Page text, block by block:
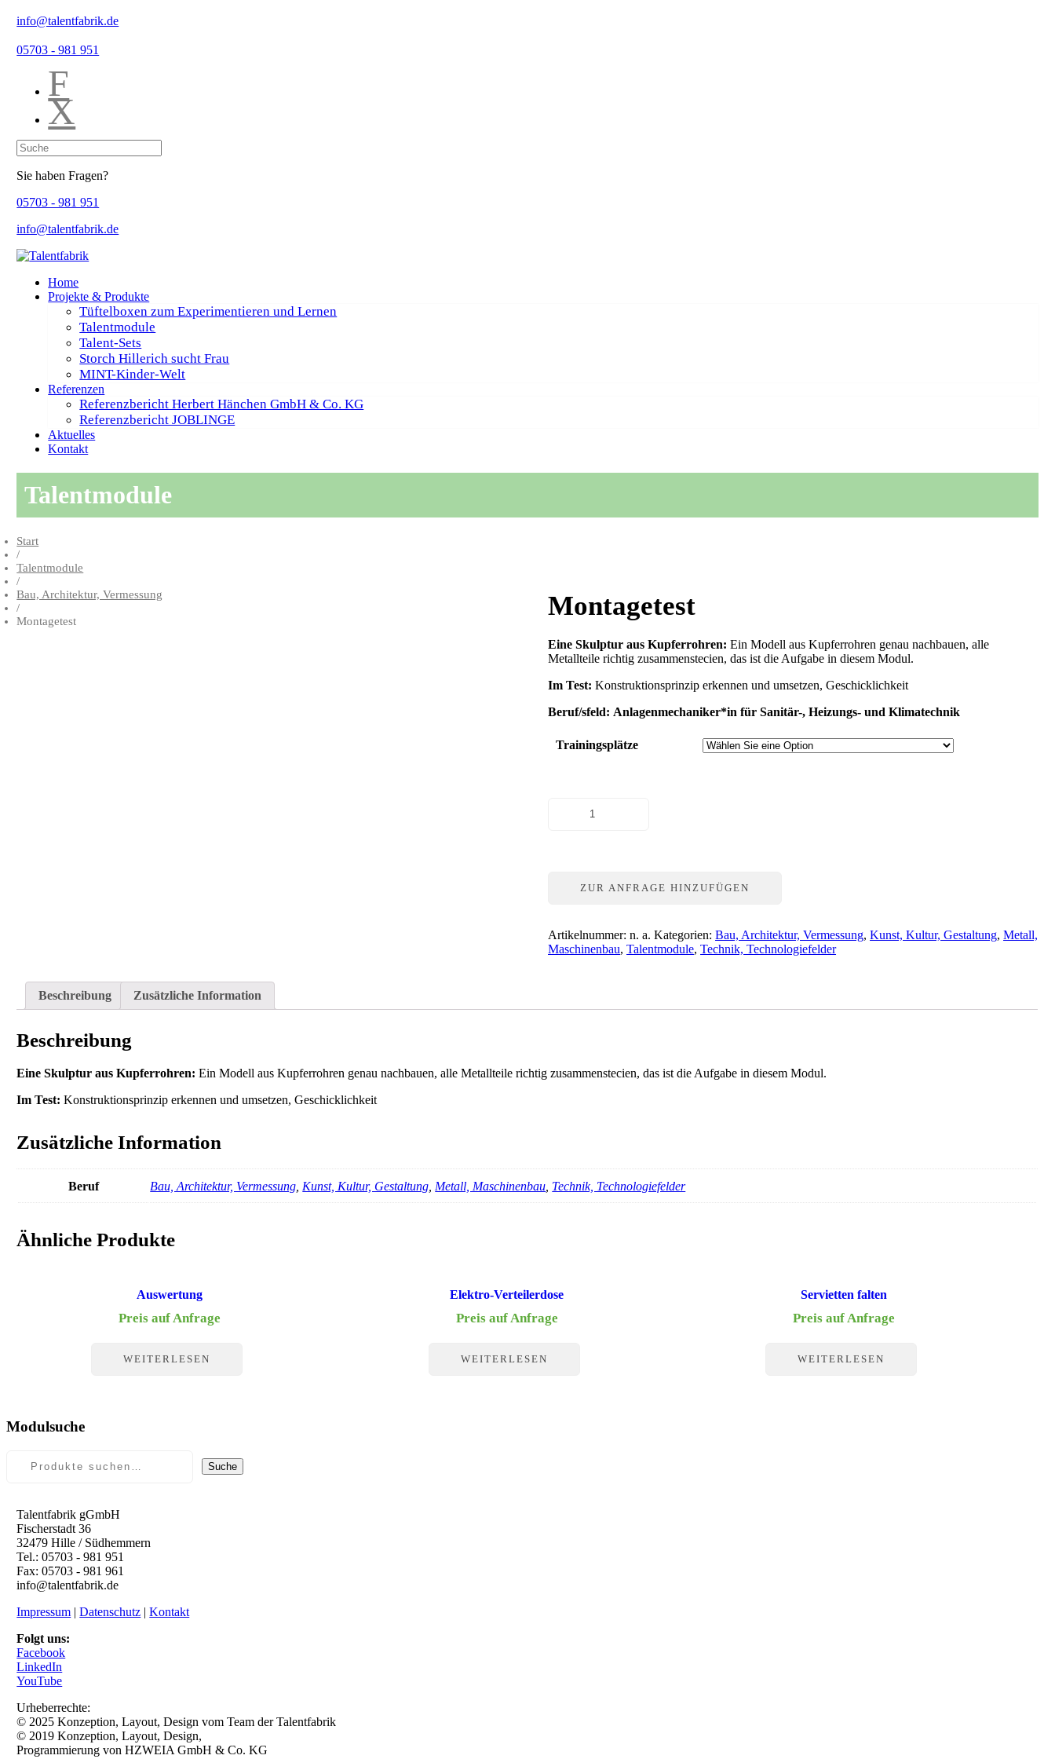
info@talentfabrik.de
05703 - 981 951
F
X
Sie haben Fragen?
05703 - 981 951
info@talentfabrik.de
Home
Projekte & Produkte
Tüftelboxen zum Experimentieren und Lernen
Talentmodule
Talent-Sets
Storch Hillerich sucht Frau
MINT-Kinder-Welt
Referenzen
Referenzbericht Herbert Hänchen GmbH & Co. KG
Referenzbericht JOBLINGE
Aktuelles
Kontakt
Talentmodule
Start
/
Talentmodule
/
Bau, Architektur, Vermessung
/
Montagetest
Montagetest
Eine Skulptur aus Kupferrohren: Ein Modell aus Kupferrohren genau nachbauen, alle
Metallteile richtig zusammenstecien, das ist die Aufgabe in diesem Modul.
Im Test:Konstruktionsprinzip erkennen und umsetzen, Geschicklichkeit
Beruf/sfeld: Anlagenmechaniker*in für Sanitär-, Heizungs- und Klimatechnik
Trainingsplätze
ZUR ANFRAGE HINZUFÜGEN
Artikelnummer:n. a. Kategorien:Bau, Architektur, Vermessung,Kunst, Kultur, Gestaltung,Metall,
Maschinenbau,Talentmodule,Technik, Technologiefelder
Beschreibung Zusätzliche Information
Beschreibung
Eine Skulptur aus Kupferrohren: Ein Modell aus Kupferrohren genau nachbauen, alle Metallteile richtig zusammenstecien, das ist die Aufgabe in diesem Modul.
Im Test:Konstruktionsprinzip erkennen und umsetzen, Geschicklichkeit
Zusätzliche Information
Beruf Bau, Architektur, Vermessung Kunst, Kultur, Gestaltung Metall, Maschinenbau Technik, Technologiefelder
Ähnliche Produkte
Auswertung
Preis auf Anfrage
WEITERLESEN
Elektro-Verteilerdose
Preis auf Anfrage
WEITERLESEN
Servietten falten
Preis auf Anfrage
WEITERLESEN
Modulsuche
Suche
Talentfabrik gGmbH
Fischerstadt 36
32479 Hille / Südhemmern
Tel.: 05703 - 981 951
Fax: 05703 - 981 961
info@talentfabrik.de
Impressum |Datenschutz |Kontakt
Folgt uns:
Facebook
LinkedIn
YouTube
Urheberrechte:
© 2025 Konzeption, Layout, Design vom Team der Talentfabrik
© 2019 Konzeption, Layout, Design,
Programmierung von HZWEIA GmbH & Co. KG